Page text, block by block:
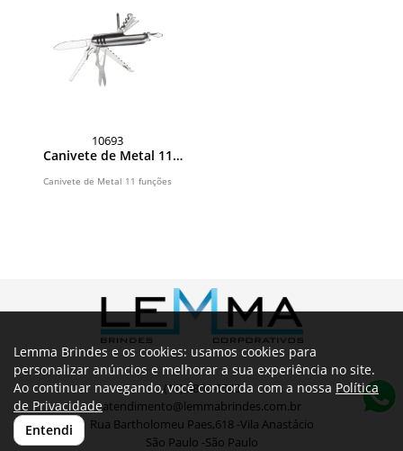
10693
Canivete de Metal 11
Canivete de Metal 11 funções
(11) 3804-6540
atendimento@lemmabrindes.com.br
Rua Bartholomeu Paes,618 -Vila Anastácio
São Paulo -São Paulo
Lemma Brindes e os cookies: usamos cookies para
personalizar anúncios e melhorar a sua experiência no site.
Ao continuar navegando, você concorda com a nossa Política
de Privacidade
Entendi